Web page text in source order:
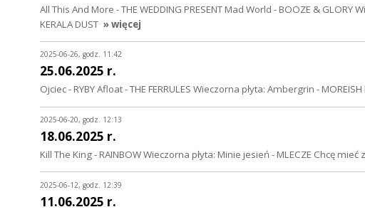
All This And More - THE WEDDING PRESENT Mad World - BOOZE &
KERALA DUST » więcej
2025-06-26, godz. 11:42
25.06.2025 r.
Ojciec - RYBY Afloat - THE FERRULES Wieczorna płyta: Ambergrin -
2025-06-20, godz. 12:13
18.06.2025 r.
Kill The King - RAINBOW Wieczorna płyta: Minie jesień - MLECZE Chcę mieć
2025-06-12, godz. 12:39
11.06.2025 r.